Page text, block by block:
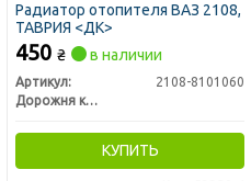
Радиатор отопителя ВАЗ 2108,
ТАВРИЯ <ДК>
450 ₴ в наличии
Артикул:
2108-8101060
Дорожня карта
КУПИТЬ